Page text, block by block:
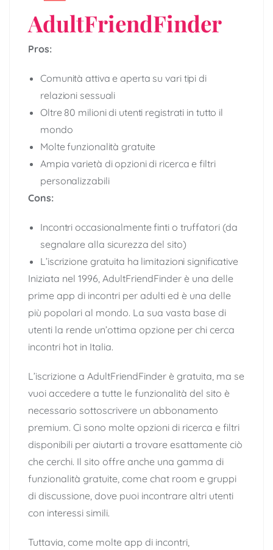
AdultFriendFinder
Pros:
Comunità attiva e aperta su vari tipi di
relazioni sessuali
Oltre 80 milioni di utenti registrati in tutto il
mondo
Molte funzionalità gratuite
Ampia varietà di opzioni di ricerca e filtri
personalizzabili
Cons:
Incontri occasionalmente finti o truffatori (da
segnalare alla sicurezza del sito)
L’iscrizione gratuita ha limitazioni significative
Iniziata nel 1996, AdultFriendFinder è una delle
prime app di incontri per adulti ed è una delle
più popolari al mondo. La sua vasta base di
utenti la rende un’ottima opzione per chi cerca
incontri hot in Italia.
L’iscrizione a AdultFriendFinder è gratuita, ma se
vuoi accedere a tutte le funzionalità del sito è
necessario sottoscrivere un abbonamento
premium. Ci sono molte opzioni di ricerca e filtri
disponibili per aiutarti a trovare esattamente ciò
che cerchi. Il sito offre anche una gamma di
funzionalità gratuite, come chat room e gruppi
di discussione, dove puoi incontrare altri utenti
con interessi simili.
Tuttavia, come molte app di incontri,